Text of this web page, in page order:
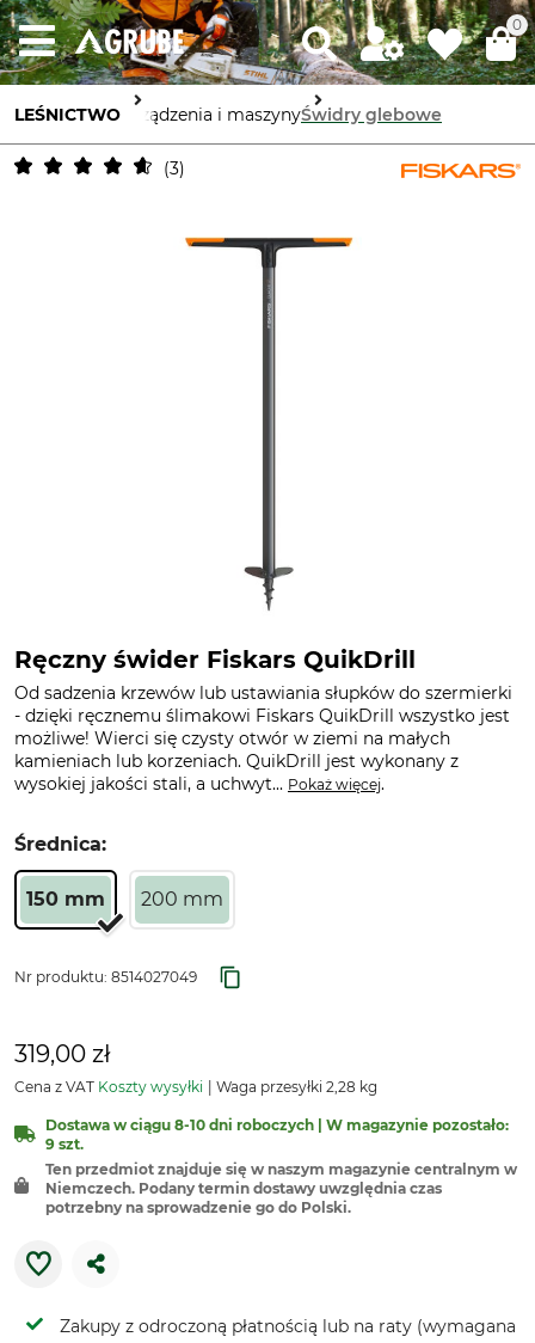
0
LEŚNICTWO Urządzenia i maszynyŚwidry glebowe
3
Ręczny świder Fiskars QuikDrill
Od sadzenia krzewów lub ustawiania słupków do szermierki
- dzięki ręcznemu ślimakowi Fiskars QuikDrill wszystko jest
możliwe! Wierci się czysty otwór w ziemi na małych
kamieniach lub korzeniach. QuikDrill jest wykonany z
wysokiej jakości stali, a uchwyt... Pokaż więcej.
Średnica:
150 mm 200 mm
Nr produktu: 8514027049
319,00 zł
Cena z VAT Koszty wysyłki Waga przesyłki 2,28 kg
Dostawa w ciągu 8-10 dni roboczych | W magazynie pozostało:
9 szt.
Ten przedmiot znajduje się w naszym magazynie centralnym w
Niemczech. Podany termin dostawy uwzględnia czas
potrzebny na sprowadzenie go do Polski.
Zakupy z odroczoną płatnością lub na raty (wymagana